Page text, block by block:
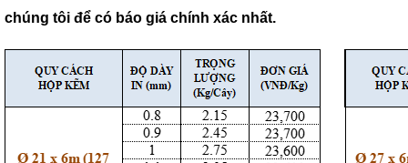
chúng tôi để có báo giá chính xác nhất.